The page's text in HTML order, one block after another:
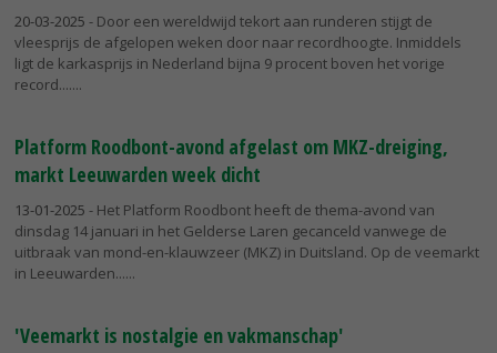
20-03-2025 - Door een wereldwijd tekort aan runderen stijgt de
vleesprijs de afgelopen weken door naar recordhoogte. Inmiddels
ligt de karkasprijs in Nederland bijna 9 procent boven het vorige
record....
Platform Roodbont-avond afgelast om MKZ-dreiging,
markt Leeuwarden week dicht
13-01-2025 - Het Platform Roodbont heeft de thema-avond van
dinsdag 14 januari in het Gelderse Laren gecanceld vanwege de
uitbraak van mond-en-klauwzeer (MKZ) in Duitsland. Op de veemarkt
in Leeuwarden...
'Veemarkt is nostalgie en vakmanschap'